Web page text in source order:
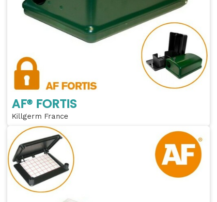
AF® FORTIS
Killgerm France